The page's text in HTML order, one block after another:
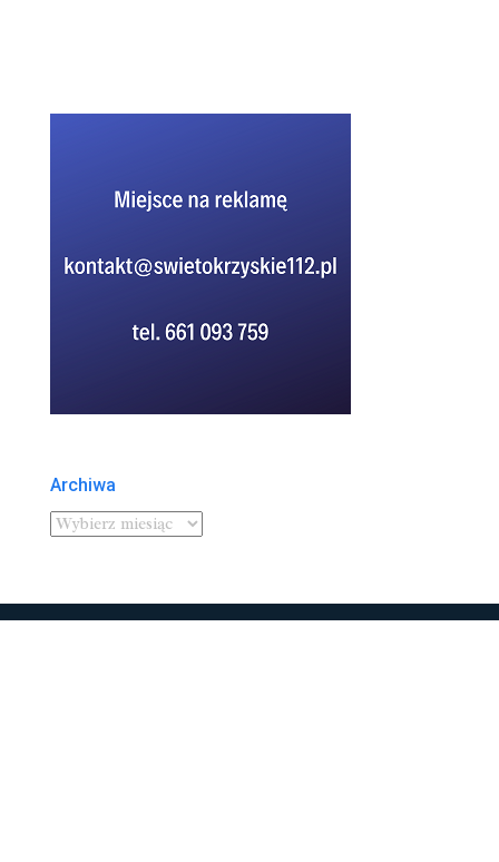
Archiwa